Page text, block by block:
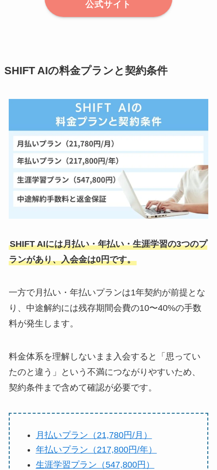
公式サイト
SHIFT AIの料金プランと契約条件
SHIFT AIには月払い・年払い・生涯学習の3つのプ
ランがあり、入会金は0円です。
一方で月払い・年払いプランは1年契約が前提とな
り、中途解約には残存期間会費の10〜40%の手数
料が発生します。
料金体系を理解しないまま入会すると「思ってい
たのと違う」という不満につながりやすいため、
契約条件まで含めて確認が必要です。
月払いプラン（21,780円/月）
年払いプラン（217,800円/年）
生涯学習プラン（547,800円）